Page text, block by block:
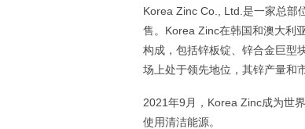
Korea Zinc Co., Ltd.是一家总部
售。Korea Zinc在韩国和澳大利
构成，包括锌板锭、锌合金巨型
场上处于领先地位，其锌产量和
2021年9月，Korea Zinc成为世
使用清洁能源。